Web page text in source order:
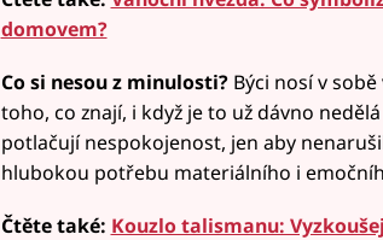
domovem?
Co si nesou z minulosti? Býci nosí v
toho, co znají, i když je to už dávno
potlačují nespokojenost, jen aby
hlubokou potřebu materiálního i
Čtěte také: Kouzlo talismanu: